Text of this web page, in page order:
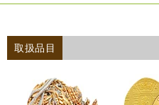
取扱品目